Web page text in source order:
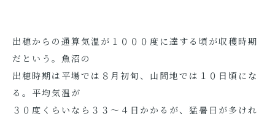
出穂からの通算気温が１０００度に達する頃が収穫時期
だという。魚沼の
出穂時期は平場では８月初旬、山間地では１０日頃にな
る。平均気温が
３０度くらいなら３３～４日かかるが、猛暑日が多けれ